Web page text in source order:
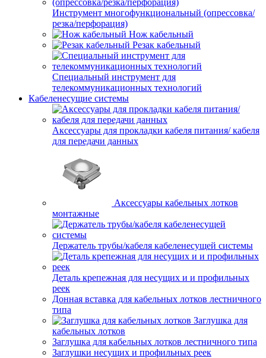
Инструмент многофункциональный (опрессовка/
резка/перфорация)
Нож кабельный
Резак кабельный
Специальный инструмент для
телекоммуникационных технологий
Кабеленесущие системы
Аксессуары для прокладки кабеля питания/ кабеля
для передачи данных
Аксессуары кабельных лотков
монтажные
Держатель трубы/кабеля кабеленесущей системы
Деталь крепежная для несущих и и профильных
реек
Донная вставка для кабельных лотков лестничного
типа
Заглушка для
кабельных лотков
Заглушка для кабельных лотков лестничного типа
Заглушки несущих и профильных реек